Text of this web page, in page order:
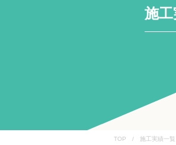
施工
TOP / 施工実績一